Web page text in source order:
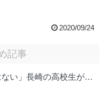
2020/09/24
記事
い」長崎の高校生が…